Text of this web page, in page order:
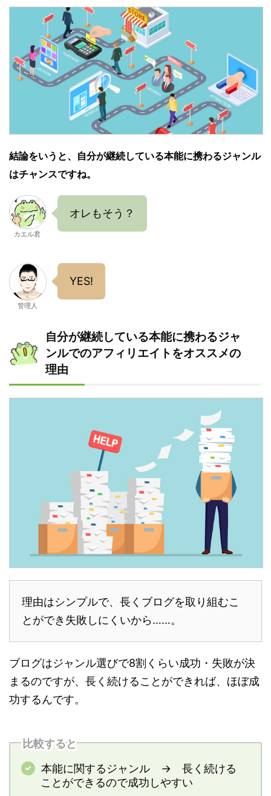
結論をいうと、自分が継続している本能に携わるジャンル
はチャンスですね。
カエル君
オレもそう？
管理人
YES!
自分が継続している本能に携わるジャ
ンルでのアフィリエイトをオススメの
理由
理由はシンプルで、長くブログを取り組むこ
とができ失敗しにくいから……。
ブログはジャンル選びで8割くらい成功・失敗が決
まるのですが、長く続けることができれば、ほぼ成
功するんです。
比較すると
本能に関するジャンル → 長く続ける
ことができるので成功しやすい